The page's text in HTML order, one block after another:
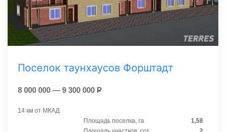
Поселок таунхаусов Форштадт
8 000 000 — 9 300 000 Р
14 км от МКАД
Площадь поселка, га
1,58